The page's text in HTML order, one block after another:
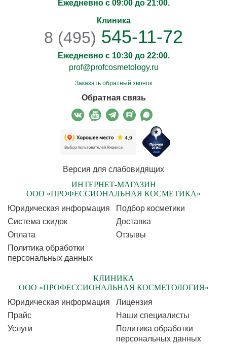
Ежедневно с 09:00 до 21:00.
Клиника
8 (495) 545-11-72
Ежедневно с 10:30 до 22:00.
prof@profcosmetology.ru
Заказать обратный звонок
Обратная связь
Версия для слабовидящих
ИНТЕРНЕТ-МАГАЗИН
ООО «ПРОФЕССИОНАЛЬНАЯ КОСМЕТИКА»
Юридическая информация
Подбор косметики
Cистема скидок
Доставка
Оплата
Отзывы
Политика обработки
персональных данных
КЛИНИКА
ООО «ПРОФЕССИОНАЛЬНАЯ КОСМЕТОЛОГИЯ»
Юридическая информация
Лицензия
Прайс
Наши специалисты
Услуги
Политика обработки
персональных данных